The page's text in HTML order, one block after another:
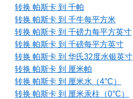
转换 帕斯卡 到 千帕
转换 帕斯卡 到 千牛每平方米
转换 帕斯卡 到 千磅力每平方英寸
转换 帕斯卡 到 千磅每平方英寸
转换 帕斯卡 到 华氏32度水银英寸
转换 帕斯卡 到 厘米帕
转换 帕斯卡 到 厘米水（4°C）
转换 帕斯卡 到 厘米汞柱（0°C）